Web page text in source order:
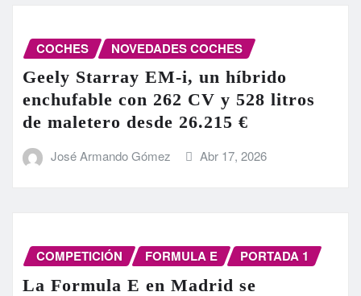
COCHES NOVEDADES COCHES
Geely Starray EM-i, un híbrido
enchufable con 262 CV y 528 litros
de maletero desde 26.215 €
José Armando Gómez Abr 17, 2026
COMPETICIÓN FORMULA E PORTADA 1
La Formula E en Madrid se